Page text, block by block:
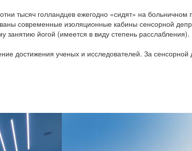
тысяч голландцев ежегодно «сидят» на
современные изоляционные кабины сенсорной
занятию йогой (имеется в виду степень расслабления).
достижения ученых и исследователей. За сенсорной